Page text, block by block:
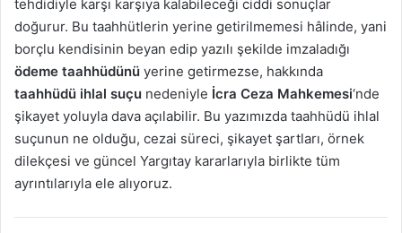
tehdidiyle karşı karşıya kalabileceği ciddi sonuçlar
doğurur. Bu taahhütlerin yerine getirilmemesi hâlinde, yani
borçlu kendisinin beyan edip yazılı şekilde imzaladığı
ödeme taahhüdünü yerine getirmezse, hakkında
taahhüdü ihlal suçu nedeniyle İcra Ceza Mahkemesi‘nde
şikayet yoluyla dava açılabilir. Bu yazımızda taahhüdü ihlal
suçunun ne olduğu, cezai süreci, şikayet şartları, örnek
dilekçesi ve güncel Yargıtay kararlarıyla birlikte tüm
ayrıntılarıyla ele alıyoruz.